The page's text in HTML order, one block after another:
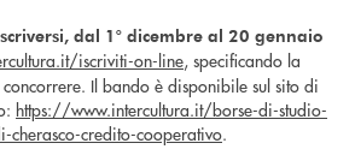
dal 1° dicembre al 20 gennaio
iscriviti-on-line, specificando la
Il bando è disponibile sul sito di
https://www.intercultura.it/borse-di-studio-
cherasco-credito-cooperativo.